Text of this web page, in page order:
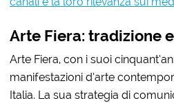
Arte Fiera: tradizione
Arte Fiera, con i suoi
manifestazioni d’arte
Italia. La sua strategia di